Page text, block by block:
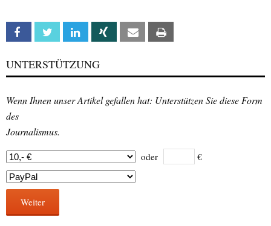
Facebook Twitter Linkedin Xing Email
UNTERSTÜTZUNG
Wenn Ihnen unser Artikel gefallen hat: Unterstützen Sie diese Form
des
Journalismus.
oder €
Weiter